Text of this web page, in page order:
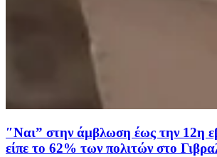
″Ναι” στην άμβλωση έως την 12η
είπε το 62% των πολιτών στο